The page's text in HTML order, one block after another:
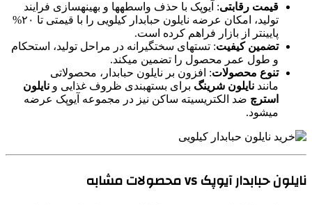
قیمت رقابتی: آیوپک با حذف واسطهها و بهینهسازی فرایند
تولید، امکان عرضه نایلون حبابدار کیلویی را با قیمتی تا ۲۰%
پایینتر از بازار فراهم کرده است.
تضمین کیفیت: تستهای سختگیرانه در مراحل تولید، استحکام
و طول عمر محصول را تضمین میکند.
تنوع محصولات: افزون بر نایلون حبابدار، محصولاتی
مانند نایلون شرینگ برای بستهبندی ظروف غذایی و نایلون
استرچ ضد الکتریسیته ساکن نیز در مجموعه آیوپک عرضه
میشود.
نایلون حبابدار آیوپک vs محصولات مشابه